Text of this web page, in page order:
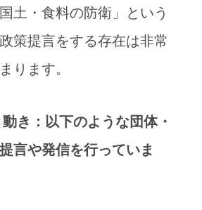
土・食料の防衛」という
策提言をする存在は非常
ります。
き：以下のような団体・
言や発信を行っていま